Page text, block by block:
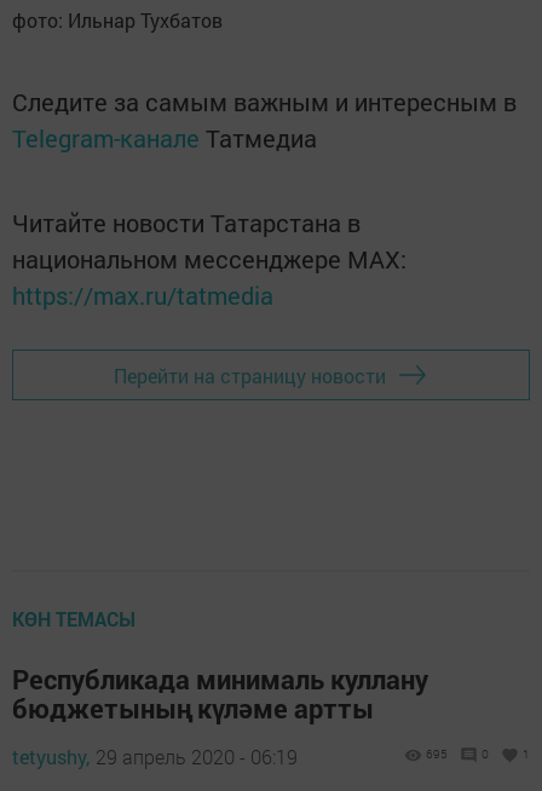
фото: Ильнар Тухбатов
Следите за самым важным и интересным в
Telegram-канале Татмедиа
Читайте новости Татарстана в
национальном мессенджере MАХ:
https://max.ru/tatmedia
Перейти на страницу новости
КӨН ТЕМАСЫ
Республикада минималь куллану
бюджетының күләме артты
tetyushy, 29 апрель 2020 - 06:19 695 0 1